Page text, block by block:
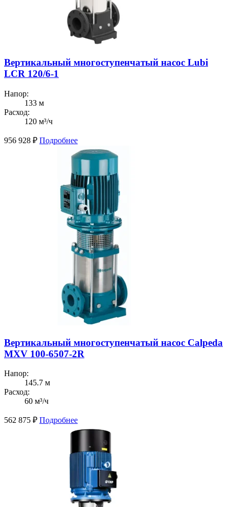
Вертикальный многоступенчатый насос Lubi
LCR 120/6-1
Напор:
133 м
Расход:
120 м³/ч
956 928 ₽ Подробнее
Вертикальный многоступенчатый насос Calpeda
MXV 100-6507-2R
Напор:
145.7 м
Расход:
60 м³/ч
562 875 ₽ Подробнее